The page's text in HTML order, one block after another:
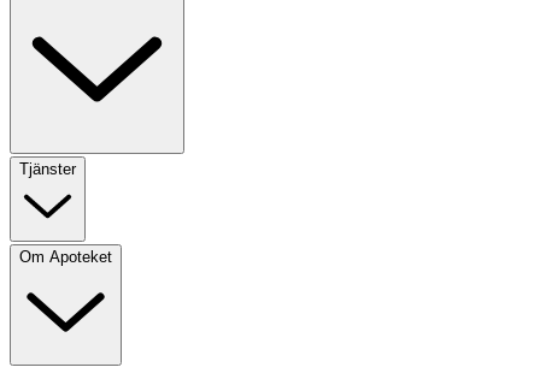
Tjänster
Om Apoteket